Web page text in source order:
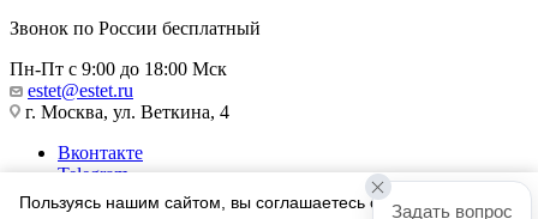
Звонок по России бесплатный
Пн-Пт с 9:00 до 18:00 Мск
estet@estet.ru
г. Москва, ул. Веткина, 4
Вконтакте
Telegram
Одноклассники
Пользуясь нашим сайтом, вы соглашаетесь с тем, что мы
Задать вопрос